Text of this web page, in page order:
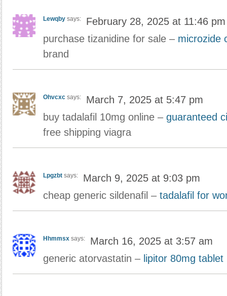
Lewqby says:
February 28, 2025 at 11:46 pm
purchase tizanidine for sale – microzide
brand
Ohvcxc says:
March 7, 2025 at 5:47 pm
buy tadalafil 10mg online – guaranteed
free shipping viagra
Lpgzbt says:
March 9, 2025 at 9:03 pm
cheap generic sildenafil – tadalafil for
Hhmmsx says:
March 16, 2025 at 3:57 am
generic atorvastatin – lipitor 80mg tablet